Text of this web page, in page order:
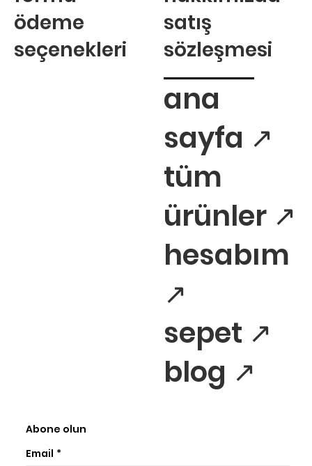
Abone olun
Email *
ödeme
seçenekleri
satış
sözleşmesi
ana
sayfa ↗
tüm
ürünler ↗
hesabım
↗
sepet ↗
blog ↗